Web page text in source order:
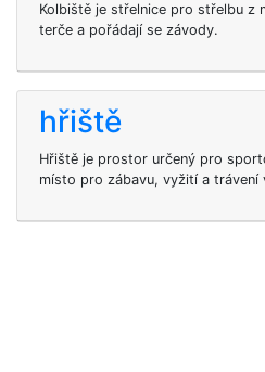
Kolbiště je střelnice pro střelbu z
terče a pořádají se závody.
hřiště
Hřiště je prostor určený pro
místo pro zábavu, vyžití a trávení